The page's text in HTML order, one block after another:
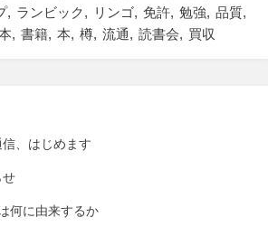
ランビック リンゴ 免許 勉強
品質
書籍 本 樽 流通 読書会 買収
、はじめます
せ
何に由来するか